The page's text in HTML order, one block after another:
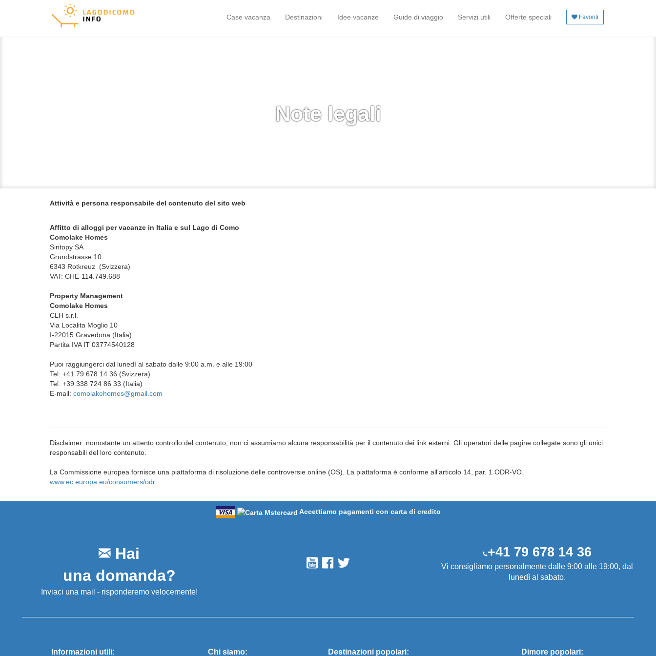
Case vacanza Destinazioni Idee vacanze Guide di viaggio Servizi utili Offerte speciali Favoriti
Note legali
Attività e persona responsabile del contenuto del sito web
Affitto di alloggi per vacanze in Italia e sul Lago di Como
Comolake Homes
Sintopy SA
Grundstrasse 10
6343 Rotkreuz (Svizzera)
VAT: CHE-114.749.688
Property Management
Comolake Homes
CLH s.r.l.
Via Localita Moglio 10
I-22015 Gravedona (Italia)
Partita IVA IT 03774540128
Puoi raggiungerci dal lunedì al sabato dalle 9:00 a.m. e alle 19:00
Tel: +41 79 678 14 36 (Svizzera)
Tel: +39 338 724 86 33 (Italia)
E-mail: comolakehomes@gmail.com
Disclaimer: nonostante un attento controllo del contenuto, non ci assumiamo alcuna responsabilità per il contenuto dei link esterni. Gli operatori delle pagine collegate sono gli unici
responsabili del loro contenuto.
La Commissione europea fornisce una piattaforma di risoluzione delle controversie online (OS). La piattaforma è conforme all'articolo 14, par. 1 ODR-VO.
www.ec.europa.eu/consumers/odr
Accettiamo pagamenti con carta di credito
Hai
una domanda?
Inviaci una mail - risponderemo velocemente!
+41 79 678 14 36
Vi consigliamo personalmente dalle 9:00 alle 19:00, dal
lunedì al sabato.
Informazioni utili: Chi siamo: Destinazioni popolari: Dimore popolari: